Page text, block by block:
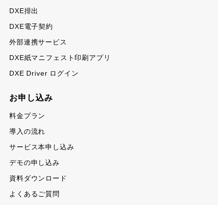
DXE排出
DXE電子契約
外部連携サービス
DXE紙マニフェスト印刷アプリ
DXE Driver ログイン
お申し込み
料金プラン
導入の流れ
サービス本申し込み
デモの申し込み
資料ダウンロード
よくあるご質問